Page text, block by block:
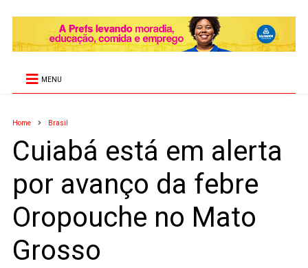
MENU
Home Brasil
Cuiabá está em alerta
por avanço da febre
Oropouche no Mato
Grosso